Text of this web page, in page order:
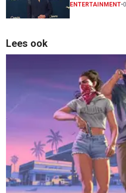
naast Will
ENTERTAINMENT•
Lees ook